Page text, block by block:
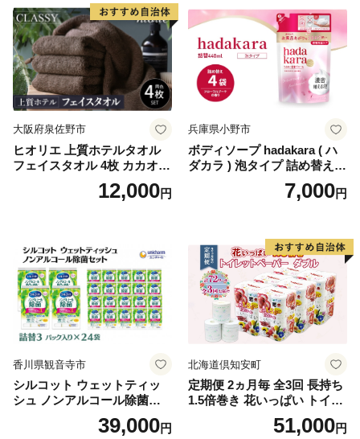
蓄 防災 エコ 消耗品 生活雑貨
生活用品 無香料 トイレット
ペーパー ダブル といれっと
ぺーぱー トイレ クレシア ト
イレットペーパー [BDBH002
-1]
大阪府泉佐野市
ヒオリエ 上質ホテルタオル
フェイスタオル 4枚 カカオ
【タオル 泉州タオル 吸水 普
段使い 無地 シンプル 日用品
12,000円
兵庫県小野市
ボディソープ hadakara ( ハ
ダカラ ) 泡タイプ 詰め替え 4
40ml×4袋 ボディーソープ 泡
ボディソープ 泡 日用品 消耗
泡石鹸 石鹸 兵庫 兵庫県 小野
7,000円
香川県観音寺市
シルコット ウェットティッ
シュ ノンアルコール除菌詰
替（43枚×3P）×24袋 日用品
おもちゃ 拭き取り 手拭き 外
39,000円
北海道倶知安町
定期便 2ヵ月毎 全3回 長持ち
1.5倍巻き 花いっぱい トイレ
ットペーパー ダブル 45ｍ 計
72ロール 全18種 花柄 プリン
51,000円